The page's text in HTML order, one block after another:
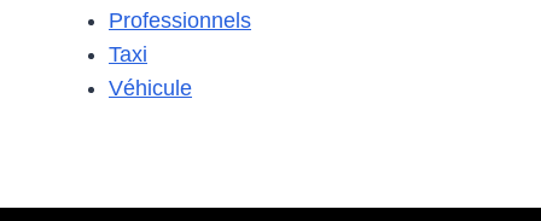
Professionnels
Taxi
Véhicule